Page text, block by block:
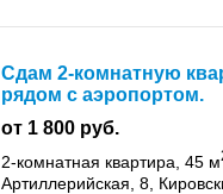
Сдам 2-комнатную
рядом с аэропортом.
от 1 800 руб.
2-комнатная квартира, 45 м
Артиллерийская, 8,